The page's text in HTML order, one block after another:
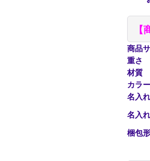
【
商品
重さ
材質
カラー
名入
名入
梱包